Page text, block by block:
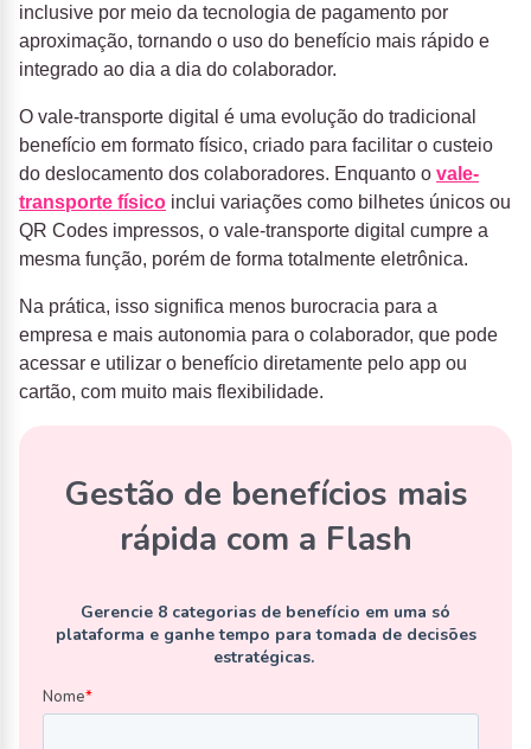
inclusive por meio da tecnologia de pagamento por
aproximação, tornando o uso do benefício mais rápido e
integrado ao dia a dia do colaborador.
O vale-transporte digital é uma evolução do tradicional
benefício em formato físico, criado para facilitar o custeio
do deslocamento dos colaboradores. Enquanto o vale-
transporte físico inclui variações como bilhetes únicos ou
QR Codes impressos, o vale-transporte digital cumpre a
mesma função, porém de forma totalmente eletrônica.
Na prática, isso significa menos burocracia para a
empresa e mais autonomia para o colaborador, que pode
acessar e utilizar o benefício diretamente pelo app ou
cartão, com muito mais flexibilidade.